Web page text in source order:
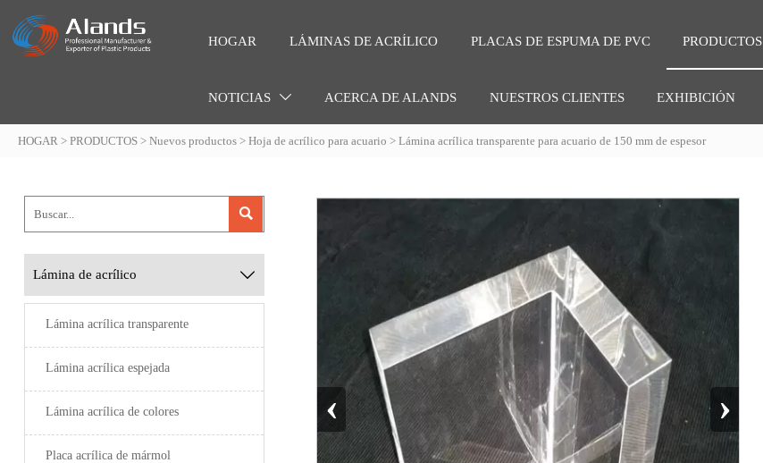
HOGAR LÁMINAS DE ACRÍLICO PLACAS DE ESPUMA DE PVC PRODUCTOS
NOTICIAS  ACERCA DE ALANDS NUESTROS CLIENTES EXHIBICIÓN
HOGAR > PRODUCTOS > Nuevos productos > Hoja de acrílico para acuario > Lámina acrílica transparente para acuario de 150 mm de espesor

Lámina de acrílico 
Lámina acrílica transparente
Lámina acrílica espejada
Lámina acrílica de colores
Placa acrílica de mármol
‹ ›